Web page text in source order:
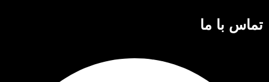
تماس با ما